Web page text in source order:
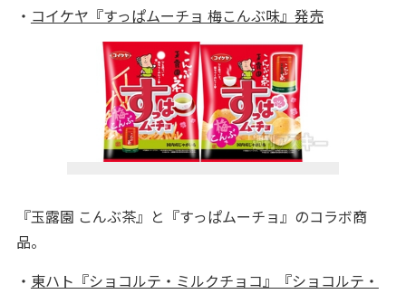
・ コイケヤ『すっぱムーチョ 梅こんぶ味』発売
『玉露園 こんぶ茶』と『すっぱムーチョ』のコラボ商
品。
・ 東ハト『ショコルテ・ミルクチョコ』『ショコルテ・